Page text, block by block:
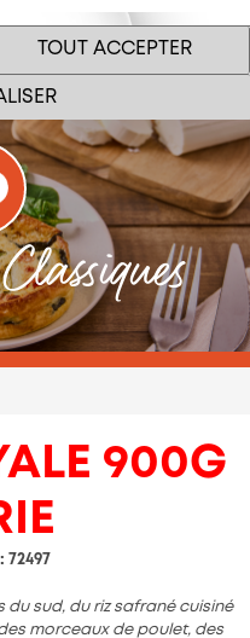
900G
72497
du sud, du riz safrané cuisiné
morceaux de poulet, des
utilise des cookies
site. En autorisant ces
et la lecture de cookies et
TOUT ACCEPTER